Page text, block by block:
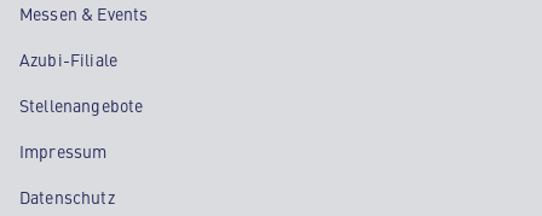
Messen & Events
Azubi-Filiale
Stellenangebote
Impressum
Datenschutz